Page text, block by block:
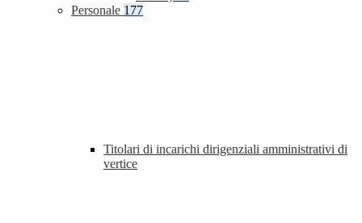
Personale 177
Titolari di incarichi dirigenziali amministrativi di
vertice